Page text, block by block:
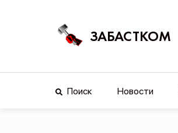
ЗАБАСТКОМ
Поиск Новости